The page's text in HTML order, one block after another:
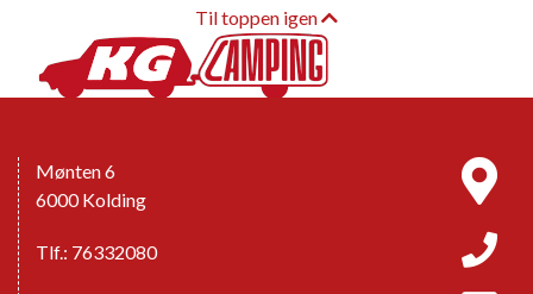
Til toppen igen
Mønten 6
6000 Kolding
Tlf.: 76332080